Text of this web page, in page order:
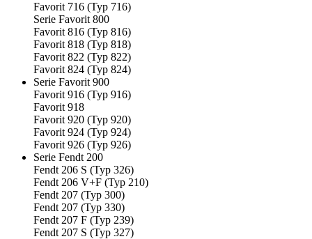
Favorit 716 (Typ 716)
Serie Favorit 800
Favorit 816 (Typ 816)
Favorit 818 (Typ 818)
Favorit 822 (Typ 822)
Favorit 824 (Typ 824)
Serie Favorit 900
Favorit 916 (Typ 916)
Favorit 918
Favorit 920 (Typ 920)
Favorit 924 (Typ 924)
Favorit 926 (Typ 926)
Serie Fendt 200
Fendt 206 S (Typ 326)
Fendt 206 V+F (Typ 210)
Fendt 207 (Typ 300)
Fendt 207 (Typ 330)
Fendt 207 F (Typ 239)
Fendt 207 S (Typ 327)